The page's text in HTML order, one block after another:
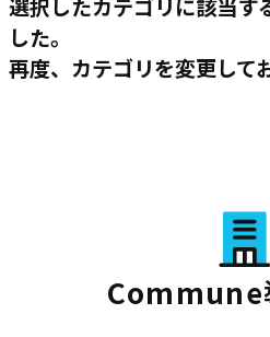
選択したカテゴリに該当す
した。
再度、カテゴリを変更して
Commune